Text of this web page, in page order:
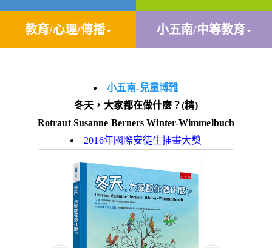
教育/心理/傳播 小五南/中等教育
小五南-兒童博雅
冬天，大家都在做什麼？(精)
Rotraut Susanne Berners Winter-Wimmelbuch
2016年國際安徒生插畫大獎